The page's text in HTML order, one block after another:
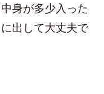
身が多少入った
出して大丈夫で